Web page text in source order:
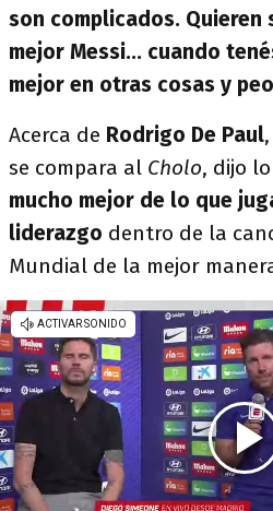
son complicados. Quieren
mejor Messi... cuando
mejor en otras cosas y
Acerca de Rodrigo De Paul
se compara al Cholo, dijo
mucho mejor de lo que
liderazgo dentro de la
Mundial de la mejor